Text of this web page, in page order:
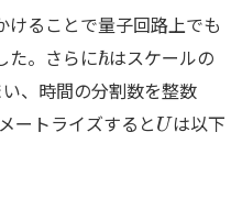
けることで量子回路上でも
た。さらに\hbar
ℏはスケールの
、時間の分割数を整数
ートライズするとU
Uは以下